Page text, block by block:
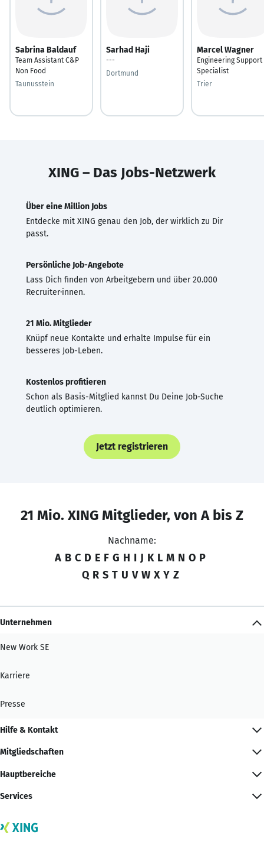
Sabrina Baldauf
Team Assistant C&P
Non Food
Taunusstein
Sarhad Haji
---
Dortmund
Marcel Wagner
Engineering Support
Specialist
Trier
XING – Das Jobs-Netzwerk
Über eine Million Jobs
Entdecke mit XING genau den Job, der wirklich zu Dir
passt.
Persönliche Job-Angebote
Lass Dich finden von Arbeitgebern und über 20.000
Recruiter·innen.
21 Mio. Mitglieder
Knüpf neue Kontakte und erhalte Impulse für ein
besseres Job-Leben.
Kostenlos profitieren
Schon als Basis-Mitglied kannst Du Deine Job-Suche
deutlich optimieren.
Jetzt registrieren
21 Mio. XING Mitglieder, von A bis Z
Nachname:
A B C D E F G H I J K L M N O P
Q R S T U V W X Y Z
Unternehmen
New Work SE
Karriere
Presse
Hilfe & Kontakt
Mitgliedschaften
Hauptbereiche
Services